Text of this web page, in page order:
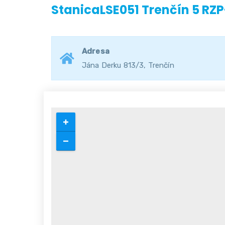
StanicaLSE051 Trenčín 5
Adresa
Jána Derku 813/3, Trenčín